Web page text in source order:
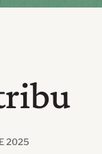
2025